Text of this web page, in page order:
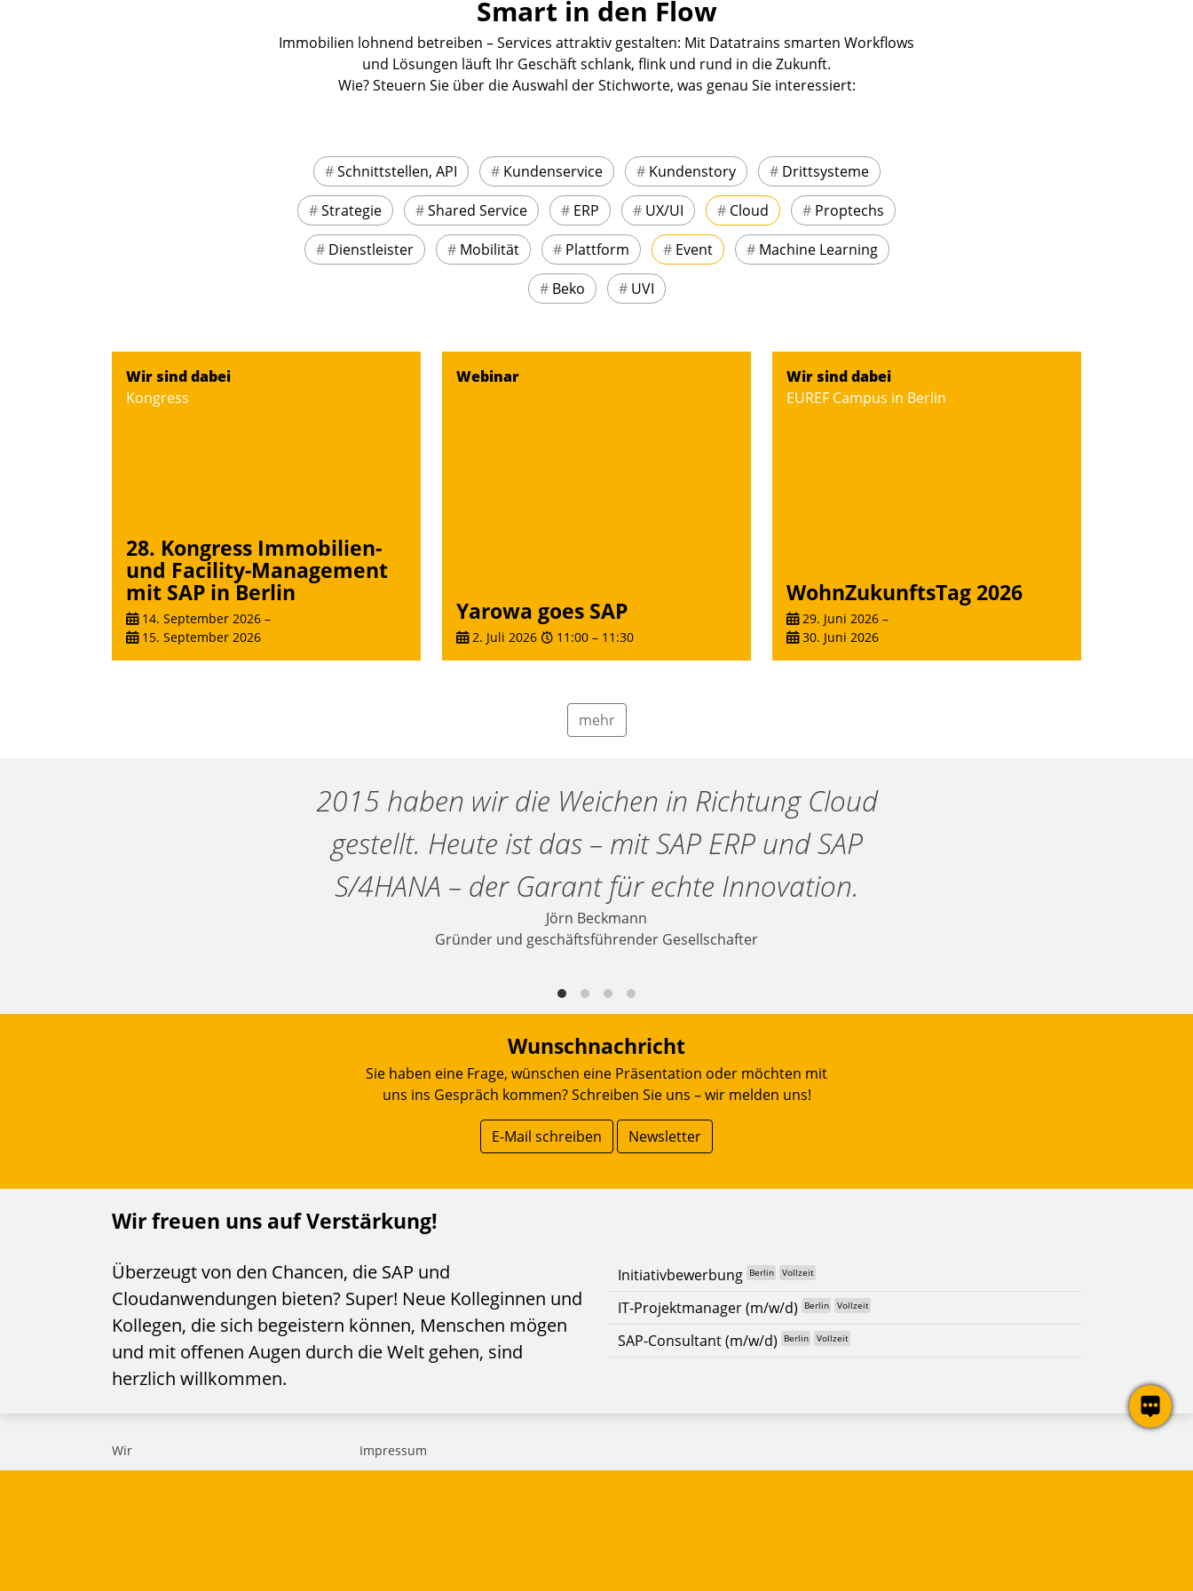
Smart in den Flow
Immobilien lohnend betreiben – Services attraktiv gestalten: Mit Datatrains smarten Workflows
und Lösungen läuft Ihr Geschäft schlank, flink und rund in die Zukunft.
Wie? Steuern Sie über die Auswahl der Stichworte, was genau Sie interessiert:
# Schnittstellen, API # Kundenservice # Kundenstory # Drittsysteme
#Strategie #Shared Service # ERP # UX/UI # Cloud # Proptechs
# Dienstleister # Mobilität # Plattform # Event # Machine Learning
# Beko # UVI
Wir sind dabei
Kongress
28. Kongress Immobilien-
und Facility-Management
mit SAP in Berlin
14. September 2026 –
15. September 2026
Webinar
Yarowa goes SAP
2. Juli 2026 11:00 – 11:30
Wir sind dabei
EUREF Campus in Berlin
WohnZukunftsTag 2026
29. Juni 2026 –
30. Juni 2026
mehr
2015 haben wir die Weichen in Richtung Cloud
gestellt. Heute ist das – mit SAP ERP und SAP
S/4HANA – der Garant für echte Innovation.
Jörn Beckmann
Gründer und geschäftsführender Gesellschafter
Wunschnachricht
Sie haben eine Frage, wünschen eine Präsentation oder möchten mit
uns ins Gespräch kommen? Schreiben Sie uns – wir melden uns!
E-Mail schreiben Newsletter
Wir freuen uns auf Verstärkung!
Überzeugt von den Chancen, die SAP und
Cloudanwendungen bieten? Super! Neue Kolleginnen und
Kollegen, die sich begeistern können, Menschen mögen
und mit offenen Augen durch die Welt gehen, sind
herzlich willkommen.
Initiativbewerbung Berlin Vollzeit
IT-Projektmanager (m/w/d) Berlin Vollzeit
SAP-Consultant (m/w/d) Berlin Vollzeit
Wir
Impressum